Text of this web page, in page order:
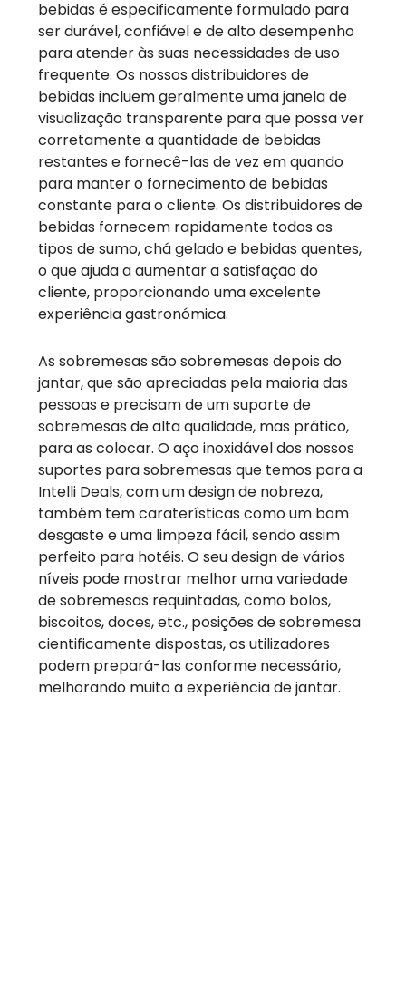
bebidas é especificamente formulado para
ser durável, confiável e de alto desempenho
para atender às suas necessidades de uso
frequente. Os nossos distribuidores de
bebidas incluem geralmente uma janela de
visualização transparente para que possa ver
corretamente a quantidade de bebidas
restantes e fornecê-las de vez em quando
para manter o fornecimento de bebidas
constante para o cliente. Os distribuidores de
bebidas fornecem rapidamente todos os
tipos de sumo, chá gelado e bebidas quentes,
o que ajuda a aumentar a satisfação do
cliente, proporcionando uma excelente
experiência gastronómica.
As sobremesas são sobremesas depois do
jantar, que são apreciadas pela maioria das
pessoas e precisam de um suporte de
sobremesas de alta qualidade, mas prático,
para as colocar. O aço inoxidável dos nossos
suportes para sobremesas que temos para a
Intelli Deals, com um design de nobreza,
também tem caraterísticas como um bom
desgaste e uma limpeza fácil, sendo assim
perfeito para hotéis. O seu design de vários
níveis pode mostrar melhor uma variedade
de sobremesas requintadas, como bolos,
biscoitos, doces, etc., posições de sobremesa
cientificamente dispostas, os utilizadores
podem prepará-las conforme necessário,
melhorando muito a experiência de jantar.